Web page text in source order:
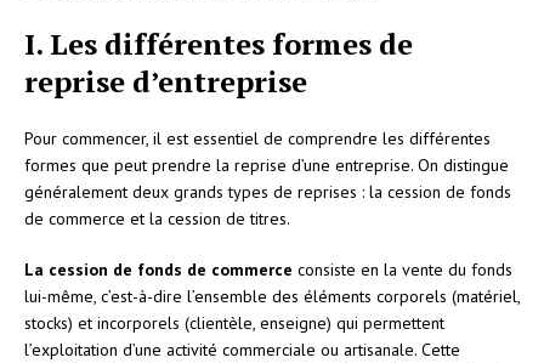
I. Les différentes formes de
reprise d’entreprise
Pour commencer, il est essentiel de comprendre les différentes
formes que peut prendre la reprise d’une entreprise. On distingue
généralement deux grands types de reprises : la cession de fonds
de commerce et la cession de titres.
La cession de fonds de commerce consiste en la vente du fonds
lui-même, c’est-à-dire l’ensemble des éléments corporels (matériel,
stocks) et incorporels (clientèle, enseigne) qui permettent
l’exploitation d’une activité commerciale ou artisanale. Cette